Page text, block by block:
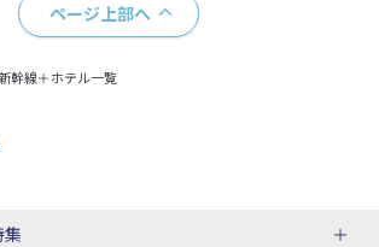
ページ上部へ
幹線＋ホテル一覧
集